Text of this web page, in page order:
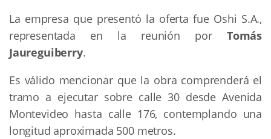
La empresa que presentó la oferta fue Oshi S.A.,
representada en la reunión por Tomás
Jaureguiberry.
Es válido mencionar que la obra comprenderá el
tramo a ejecutar sobre calle 30 desde Avenida
Montevideo hasta calle 176, contemplando una
longitud aproximada 500 metros.